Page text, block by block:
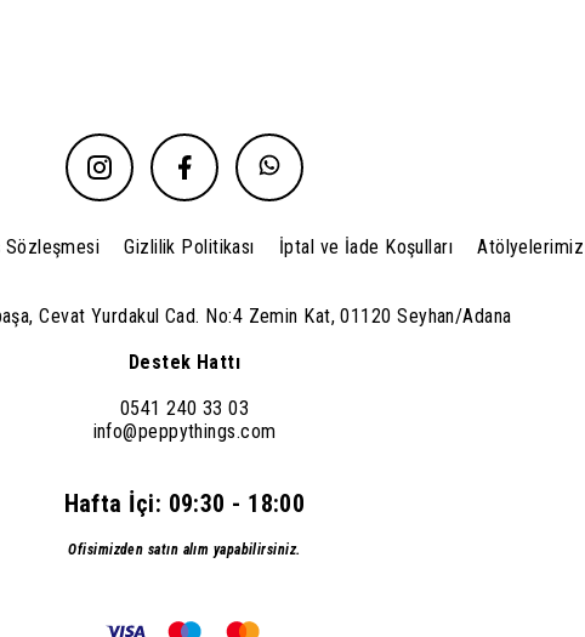
Sözleşmesi Gizlilik Politikası İptal ve İade Koşulları Atölyelerimiz
Cevat Yurdakul Cad. No:4 Zemin Kat, 01120 Seyhan/Adana
Destek Hattı
0541 240 33 03
info@peppythings.com
Hafta İçi: 09:30 - 18:00
Ofisimizden satın alım yapabilirsiniz.